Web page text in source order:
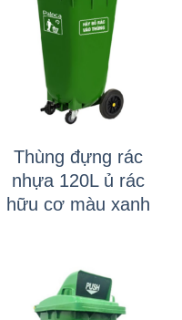
Thùng đựng rác
nhựa 120L ủ rác
hữu cơ màu xanh